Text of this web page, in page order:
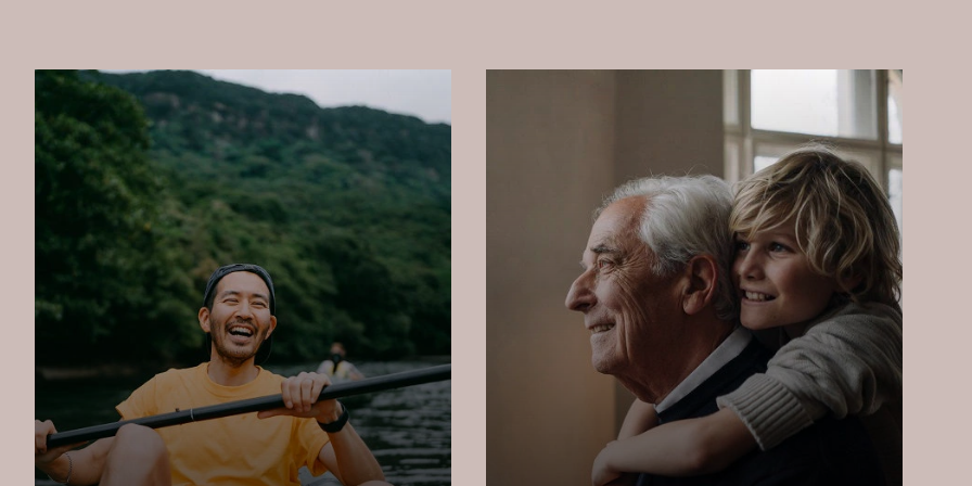
48, 2021.
원성 및 효능을 지원하는 미량 영양소. 백신, 10권 4호, pg. 568, 2022.